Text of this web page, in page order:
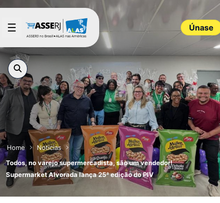
Saltar al contenido principal
Únase
Home
Noticias
Todos, no varejo supermercadista, são um vendedor!
Supermarket Alvorada lança 25ª edição do PIV